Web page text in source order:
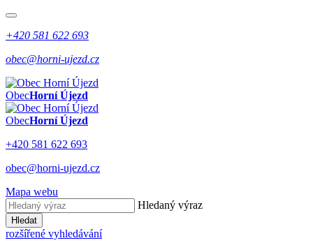
+420 581 622 693
obec@horni-ujezd.cz
ObecHorní Újezd
ObecHorní Újezd
+420 581 622 693
obec@horni-ujezd.cz
Mapa webu
Hledaný výraz
Hledat
rozšířené vyhledávání